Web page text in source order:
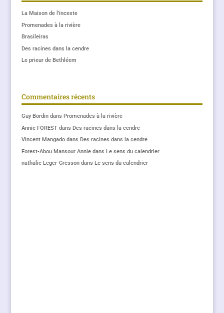
La Maison de l’inceste
Promenades à la rivière
Brasileiras
Des racines dans la cendre
Le prieur de Bethléem
Commentaires récents
Guy Bordindans Promenades à la rivière
Annie FORESTdans Des racines dans la cendre
Vincent Mangadodans Des racines dans la cendre
Forest-Abou Mansour Anniedans Le sens du calendrier
nathalie Leger-Cressondans Le sens du calendrier